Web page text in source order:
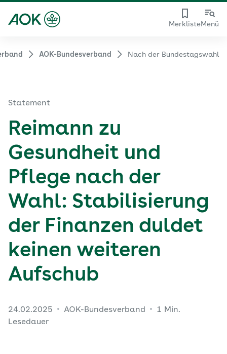
MerklisteMenü
AOK-Bundesverband Nach der Bundestagswahl
Statement
Reimann zu
Gesundheit und
Pflege nach der
Wahl: Stabilisierung
der Finanzen duldet
keinen weiteren
Aufschub
24.02.2025 AOK-Bundesverband
1 Min.
Lesedauer